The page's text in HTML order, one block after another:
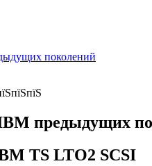
поколений
предыдущих
TS LTO2 SCSI